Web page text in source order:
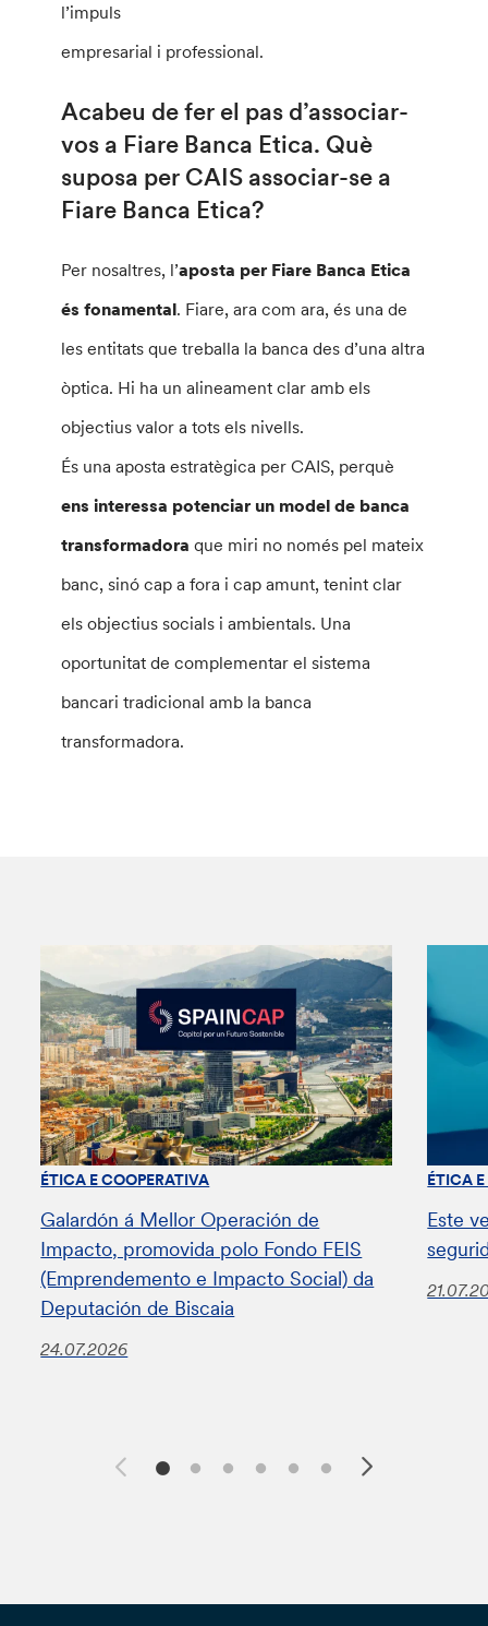
l’impuls
empresarial i professional.
Acabeu de fer el pas d’associar-
vos a Fiare Banca Etica. Què
suposa per CAIS associar-se a
Fiare Banca Etica?
Per nosaltres, l’aposta per Fiare Banca Etica
és fonamental. Fiare, ara com ara, és una de
les entitats que treballa la banca des d’una altra
òptica. Hi ha un alineament clar amb els
objectius valor a tots els nivells.
És una aposta estratègica per CAIS, perquè
ens interessa potenciar un model de banca
transformadoraque miri no només pel mateix
banc, sinó cap a fora i cap amunt, tenint clar
els objectius socials i ambientals. Una
oportunitat de complementar el sistema
bancari tradicional amb la banca
transformadora.
ÉTICA E COOPERATIVA
Galardón á Mellor Operación de
Impacto, promovida polo Fondo FEIS
(Emprendemento e Impacto Social) da
Deputación de Biscaia
24.07.2026
ÉTICA
Este